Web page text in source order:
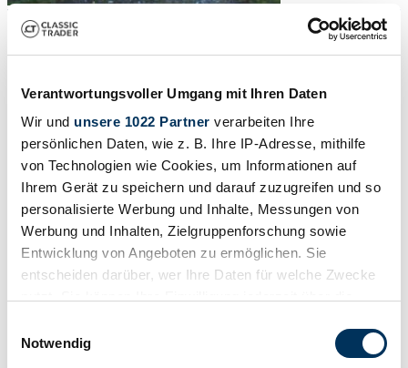
Verantwortungsvoller Umgang mit Ihren Daten
Wir und unsere 1022 Partner verarbeiten Ihre
persönlichen Daten, wie z. B. Ihre IP-Adresse, mithilfe
von Technologien wie Cookies, um Informationen auf
Ihrem Gerät zu speichern und darauf zuzugreifen und so
personalisierte Werbung und Inhalte, Messungen von
Werbung und Inhalten, Zielgruppenforschung sowie
Entwicklung von Angeboten zu ermöglichen. Sie
entscheiden darüber, wer Ihre Daten für welche Zwecke
Trigger Symbol ändern oder widerrufen
Notwendig
Preis auf Anfrage